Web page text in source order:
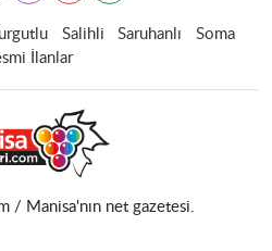
Salihli Saruhanlı
Soma
İlanlar
/ Manisa'nın net gazetesi.